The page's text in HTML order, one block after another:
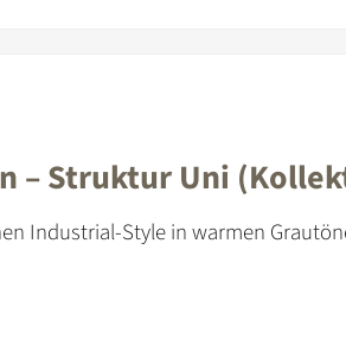
– Struktur Uni
Industrial-Style in warmen